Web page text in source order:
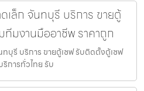
เล็ก จันทบุรี บริการ ขายตู้
มงานมืออาชีพ ราคาถูก
บุรี บริการ ขายตู้เซฟ รับติดตั้งตู้เซฟ
การทั่วไทย รับ